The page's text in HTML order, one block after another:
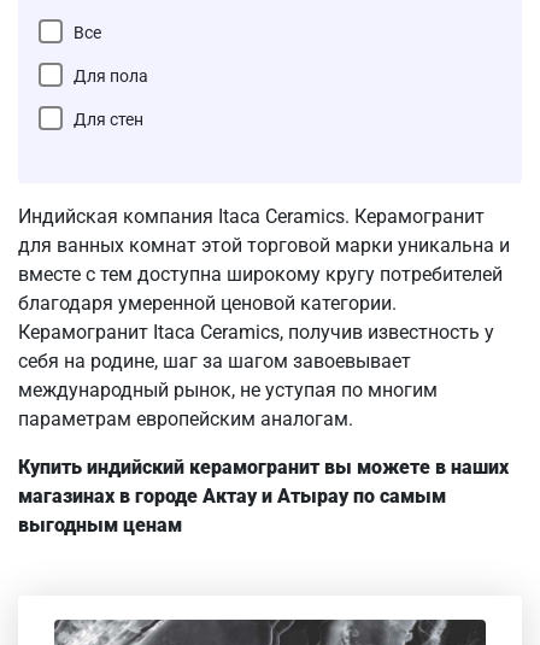
Все
Для пола
Для стен
Индийская компания Itaca Ceramics. Керамогранит
для ванных комнат этой торговой марки уникальна и
вместе с тем доступна широкому кругу потребителей
благодаря умеренной ценовой категории.
Керамогранит Itaca Ceramics, получив известность у
себя на родине, шаг за шагом завоевывает
международный рынок, не уступая по многим
параметрам европейским аналогам.
Купить индийский керамогранит вы можете в наших
магазинах в городе Актау и Атырау по самым
выгодным ценам